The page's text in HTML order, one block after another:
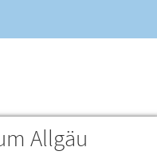
Allgäu